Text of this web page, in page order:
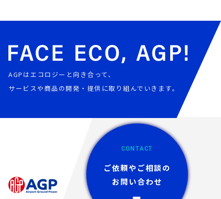
AGPはエコロジーと向き合って、
サービスや商品の開発・提供に取り組んでいきます。
CONTACT
ご依頼やご相談の
お問い合わせ